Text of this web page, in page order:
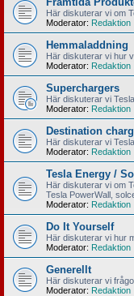
Här diskuterar vi om
Moderator: Redaktion
Hemmaladdning
Här diskuterar vi hur
Moderator: Redaktion
Superchargers
Här diskuterar vi
Moderator: Redaktion
Destination
Här diskuterar vi
Moderator: Redaktion
Tesla Energy /
Här diskuterar vi om
Tesla PowerWall,
Moderator: Redaktion
Do It Yourself
Här diskuterar vi hur
Moderator: Redaktion
Generellt
Här diskuterar vi
Moderator: Redaktion